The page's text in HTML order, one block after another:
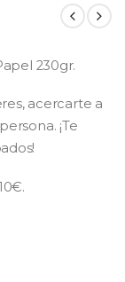
230gr.
acercarte a
¡Te